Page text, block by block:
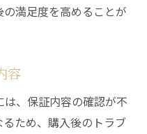
満足度を高めることが
容
、保証内容の確認が不
ため、購入後のトラブ